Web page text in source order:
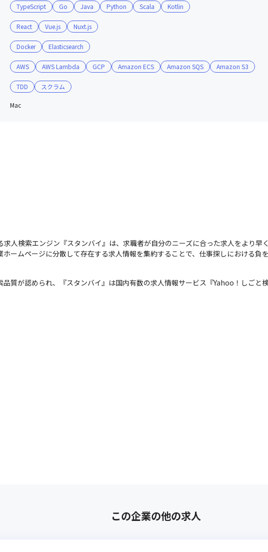
TypeScript Go Java Python Scala Kotlin
React Vue.js Nuxt.js
Docker Elasticsearch
AWS AWS Lambda GCP Amazon ECS Amazon SQS Amazon S3
TDD スクラム
Mac
人検索エンジン『スタンバイ』は、求職者が自分のニーズに合った求人をより早
ームページに分散して存在する求人情報を集約することで、仕事探しにおける負
品質が認められ、『スタンバイ』は国内有数の求人情報サービス『Yahoo！しごと
この企業の他の求人